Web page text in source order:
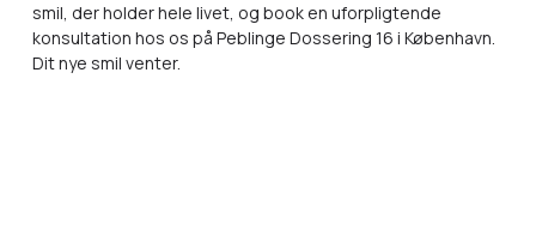
smil, der holder hele livet, og book en uforpligtende
konsultation hos os på Peblinge Dossering 16 i København.
Dit nye smil venter.